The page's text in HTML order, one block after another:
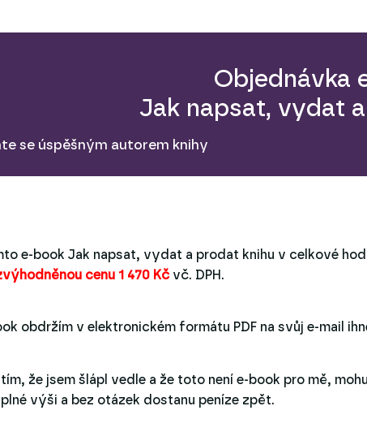
Objednávka
Jak napsat, vydat
se úspěšným autorem knihy
e-book Jak napsat, vydat a prodat knihu v celkové
cenu 1 470 Kčvč. DPH.
obdržím v elektronickém formátu PDF na svůj e-mail
že jsem šlápl vedle a že toto není e-book pro mě,
výši a bez otázek dostanu peníze zpět.